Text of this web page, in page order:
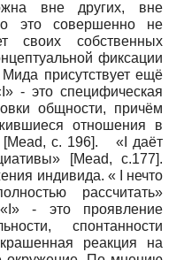
вне других, вне
это совершенно не
своих собственных
фиксации
присутствует ещё
- это специфическая
общности, причём
отношения в
[Меаd, с. 196]. «I даёт
[Меаd, с.177].
индивида. « I нечто
рассчитать»
- это проявление
спонтанности
реакция на